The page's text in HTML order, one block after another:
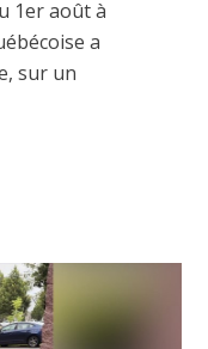
1er août à
a
sur un